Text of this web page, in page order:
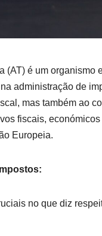
(AT) é um
administração de
mas também ao
fiscais,
Europeia.
no que diz